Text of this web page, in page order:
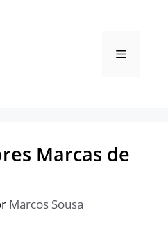
Menu
Marcas de
Marcos Sousa